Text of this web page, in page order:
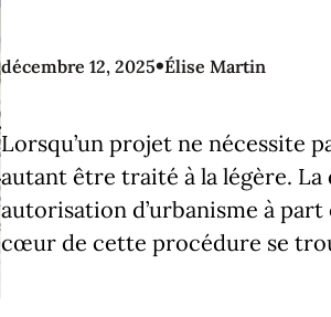
décembre 12, 2025•Élise Martin
Lorsqu’un projet ne nécessite
autant être traité à la légère.
autorisation d’urbanisme à
cœur de cette procédure se